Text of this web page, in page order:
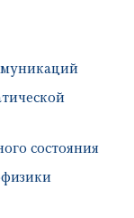
состояния